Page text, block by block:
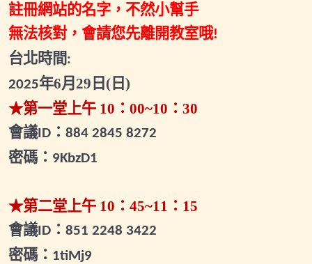
2025.09.20(六)小班輔導會議
2025.10.08(三)財富班專屬直播
2025.10.30(四)小班輔導會議
2025.11.15(六)波段擬定策略專屬直播
2025.11.22(六)小班輔導會議
2025.12.02(二)小班輔導會議1
2026.01.07(三)小班輔導會議1
2026.01.25(日)小班輔導會議2
註冊網站的名字， 不然小幫手
無法核對，會請您先離開教室哦!
台北時間:
2025年6月29日(日)
★第一堂上午 10 ： 00~10 ： 30
會議ID ： 884 2845 8272
密碼： 9KbzD1
★第二堂上午 10 ： 45~11 ： 15
會議ID ： 851 2248 3422
密碼： 1tiMj9